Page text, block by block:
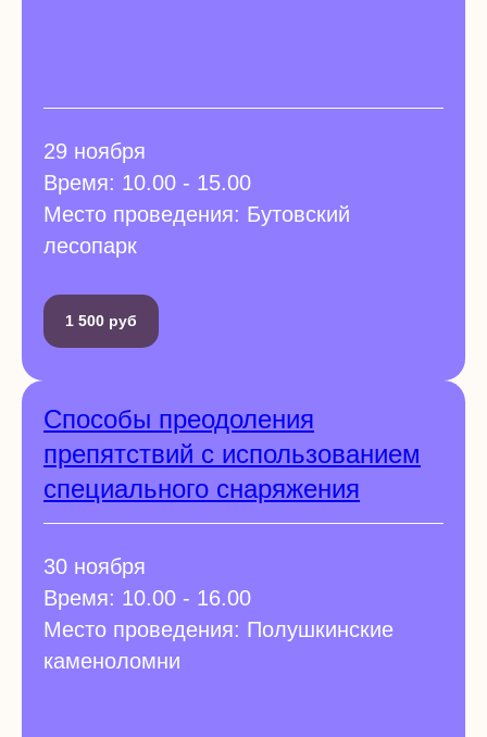
29 ноября
Время: 10.00 - 15.00
Место проведения: Бутовский
лесопарк
1 500 руб
Способы преодоления
препятствий с использованием
специального снаряжения
30 ноября
Время: 10.00 - 16.00
Место проведения: Полушкинские
каменоломни